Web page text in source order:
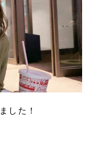
した！